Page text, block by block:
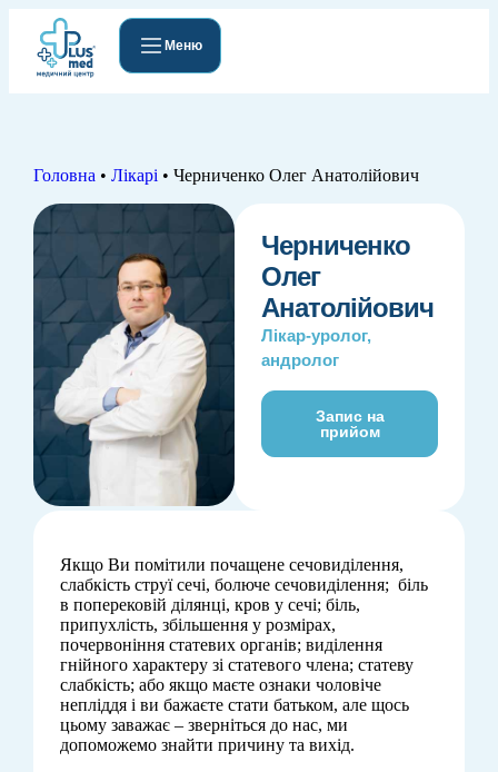
Меню
Головна • Лікарі • Черниченко Олег Анатолійович
Черниченко
Олег
Анатолійович
Лікар-уролог,
андролог
Запис на
прийом
Якщо Ви помітили почащене сечовиділення,
слабкість струї сечі, болюче сечовиділення; біль
в поперековій ділянці, кров у сечі; біль,
припухлість, збільшення у розмірах,
почервоніння статевих органів; виділення
гнійного характеру зі статевого члена; статеву
слабкість; або якщо маєте ознаки чоловіче
непліддя і ви бажаєте стати батьком, але щось
цьому заважає – зверніться до нас, ми
допоможемо знайти причину та вихід.